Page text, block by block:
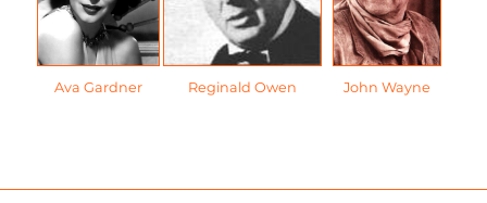
Ava Gardner Reginald Owen John Wayne